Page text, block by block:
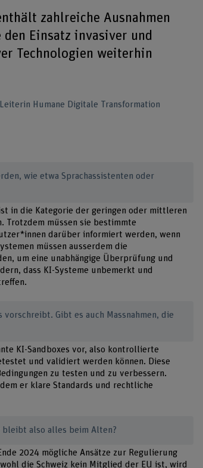
zahlreiche Ausnahmen
Einsatz invasiver und
Technologien weiterhin
Leiterin Humane Digitale Transformation
wie etwa Sprachassistenten oder
in die Kategorie der geringen oder mittleren
Trotzdem müssen sie bestimmte
darüber informiert werden, wenn
müssen ausserdem die
um eine unabhängige Überprüfung und
dass KI-Systeme unbemerkt und
Gibt es auch Massnahmen, die
KI-Sandboxes vor, also kontrollierte
und validiert werden können. Diese
zu testen und zu verbessern.
er klare Standards und rechtliche
bleibt also alles beim Alten?
2024 mögliche Ansätze zur Regulierung
die Schweiz kein Mitglied der EU ist, wird